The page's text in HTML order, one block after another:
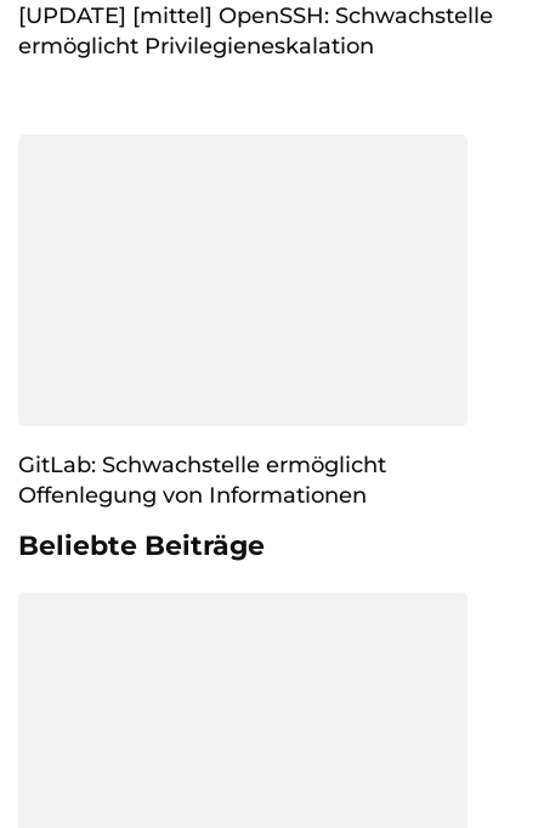
[UPDATE] [mittel] OpenSSH: Schwachstelle
ermöglicht Privilegieneskalation
GitLab: Schwachstelle ermöglicht
Offenlegung von Informationen
Beliebte Beiträge